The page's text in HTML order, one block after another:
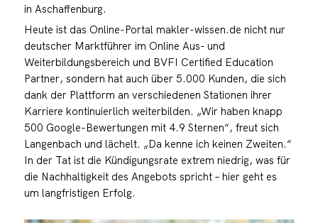
in Aschaffenburg.
Heute ist das Online-Portal makler-wissen.de nicht nur
deutscher Marktführer im Online Aus- und
Weiterbildungsbereich und BVFI Certified Education
Partner, sondern hat auch über 5.000 Kunden, die sich
dank der Plattform an verschiedenen Stationen ihrer
Karriere kontinuierlich weiterbilden. „Wir haben knapp
500 Google-Bewertungen mit 4.9 Sternen“, freut sich
Langenbach und lächelt. „Da kenne ich keinen Zweiten.“
In der Tat ist die Kündigungsrate extrem niedrig, was für
die Nachhaltigkeit des Angebots spricht – hier geht es
um langfristigen Erfolg.